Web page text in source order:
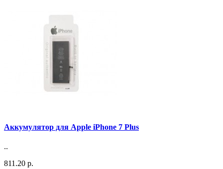
Аккумулятор для Apple iPhone 7 Plus
..
811.20 р.